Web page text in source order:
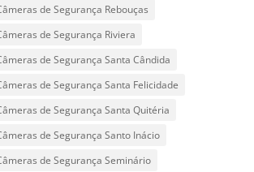
de Segurança Rebouças
de Segurança Riviera
de Segurança Santa Cândida
de Segurança Santa Felicidade
de Segurança Santa Quitéria
de Segurança Santo Inácio
de Segurança Seminário